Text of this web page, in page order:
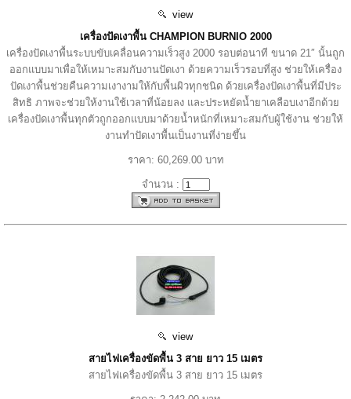
view
เครื่องปัดเงาพื้น CHAMPION BURNIO 2000
เครื่องปัดเงาพื้นระบบขับเคลื่อนความเร็วสูง 2000 รอบต่อนาที ขนาด 21″ นั้นถูก
ออกแบบมาเพื่อให้เหมาะสมกับงานปัดเงา ด้วยความเร็วรอบที่สูง ช่วยให้เครื่อง
ปัดเงาพื้นช่วยคืนความเงางามให้กับพื้นผิวทุกชนิด ด้วยเครื่องปัดเงาพื้นที่มีประ
สิทธิ ภาพจะช่วยให้งานใช้เวลาที่น้อยลง และประหยัดน้ำยาเคลือบเงาอีกด้วย
เครื่องปัดเงาพื้นทุกตัวถูกออกแบบมาด้วยน้ำหนักที่เหมาะสมกับผู้ใช้งาน ช่วยให้
งานทำปัดเงาพื้นเป็นงานที่ง่ายขึ้น
ราคา: 60,269.00 บาท
จำนวน :
view
สายไฟเครื่องขัดพื้น 3 สาย ยาว 15 เมตร
สายไฟเครื่องขัดพื้น 3 สาย ยาว 15 เมตร